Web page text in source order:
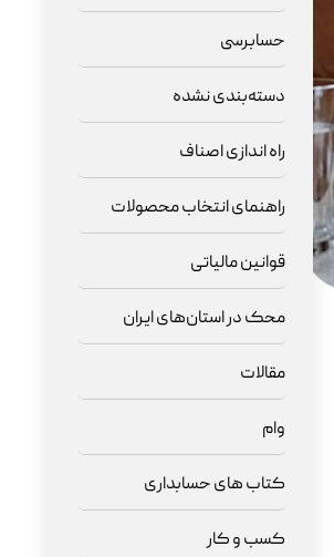
حسابرسی
دسته‌بندی نشده
راه اندازی اصناف
راهنمای انتخاب محصولات
قوانین مالیاتی
محک در استان‌های ایران
مقالات
وام
کتاب های حسابداری
کسب و کار